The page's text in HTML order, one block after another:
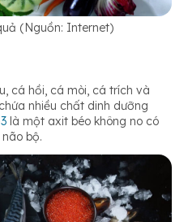
(Nguồn: Internet)
cá hồi, cá mòi, cá trích và
nhiều chất dinh dưỡng
là một axit béo không no có
bộ.